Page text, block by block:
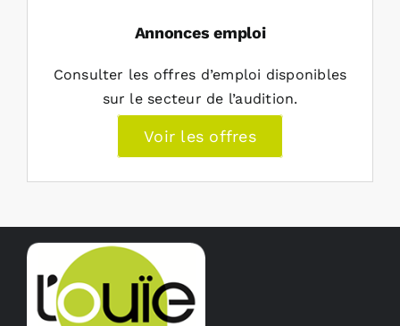
Annonces emploi
Consulter les offres d’emploi disponibles
sur le secteur de l’audition.
Voir les offres